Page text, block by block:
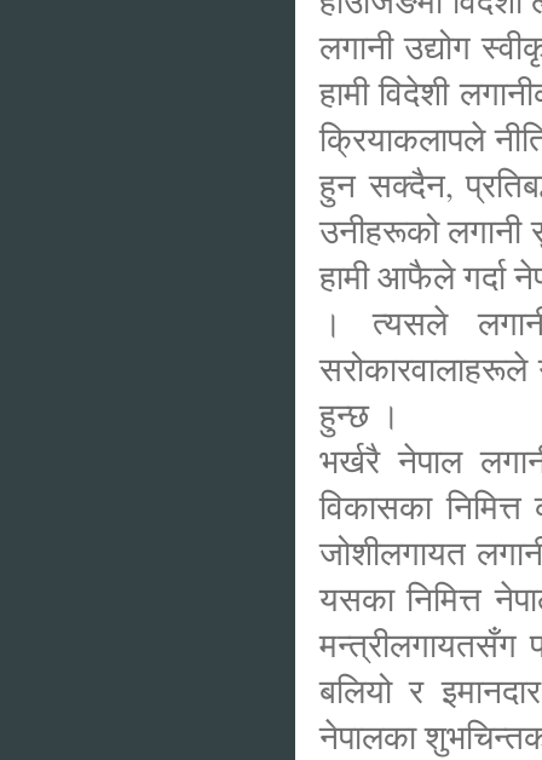
लगानी उद्योग
हामी विदेशी
क्रियाकलापले
हुन सक्दैन,
उनीहरूको लगानी
हामी आफैले गर्दा
। त्यसले
सरोकारवालाहरूले
हुन्छ ।
भर्खरै नेपाल
विकासका
जोशीलगायत
यसका निमित्त
मन्त्रीलगायतसँग
बलियो र
नेपालका